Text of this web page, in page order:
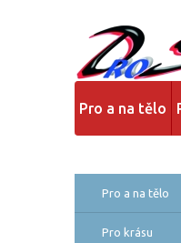
Pro a na tělo
Pro a na tělo
Pro krásu